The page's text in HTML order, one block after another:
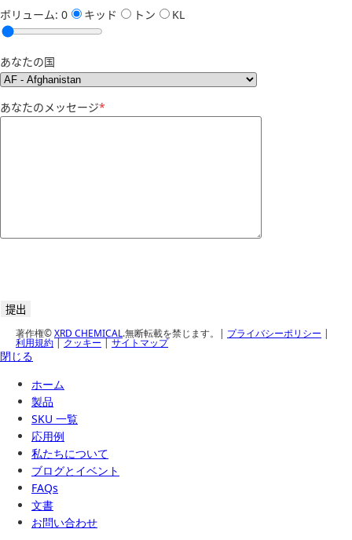
ボリューム: 0 キッド トン KL
あなたの国
あなたのメッセージ*
著作権©XRD CHEMICAL.無断転載を禁じます。| プライバシーポリシー |
利用規約|クッキー|サイトマップ
閉じる
ホーム
製品
SKU 一覧
応用例
私たちについて
ブログとイベント
FAQs
文書
お問い合わせ